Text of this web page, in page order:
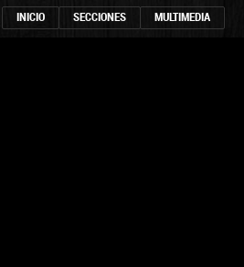
INICIO SECCIONES MULTIMEDIA